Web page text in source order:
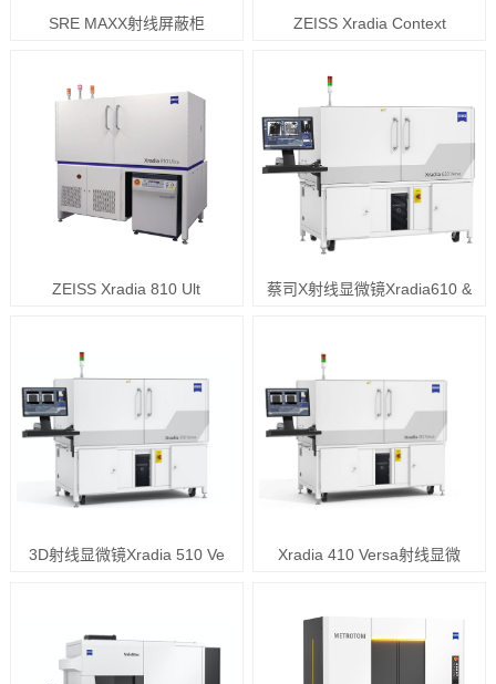
SRE MAXX射线屏蔽柜 ZEISS Xradia Context
ZEISS Xradia 810 Ult 蔡司X射线显微镜Xradia610 &
3D射线显微镜Xradia 510 Ve Xradia 410 Versa射线显微